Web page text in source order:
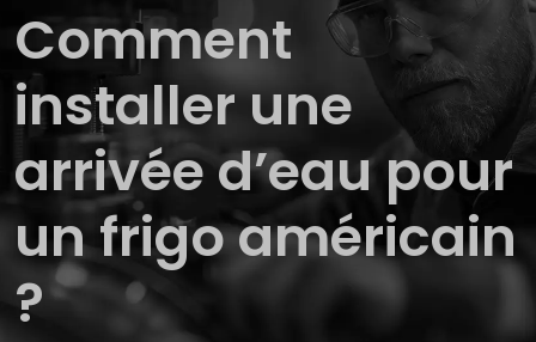
Comment
installer une
arrivée d’eau pour
un frigo américain
?